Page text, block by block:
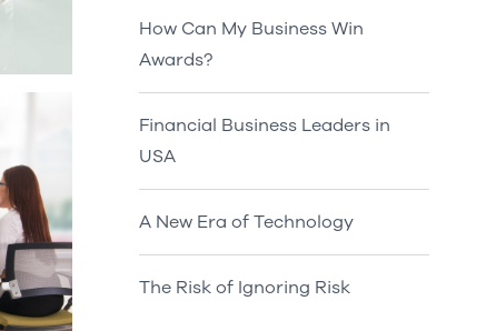
How Can My Business Win
Awards?
Financial Business Leaders in
USA
A New Era of Technology
The Risk of Ignoring Risk